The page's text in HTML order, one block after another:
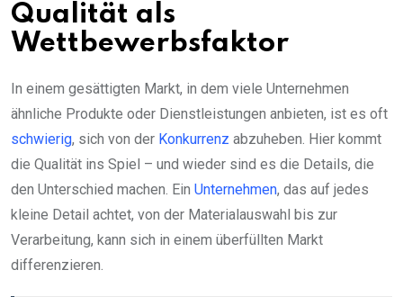
Qualität als
Wettbewerbsfaktor
In einem gesättigten Markt, in dem viele Unternehmen
ähnliche Produkte oder Dienstleistungen anbieten, ist es oft
schwierig, sich von der Konkurrenz abzuheben. Hier kommt
die Qualität ins Spiel – und wieder sind es die Details, die
den Unterschied machen. Ein Unternehmen, das auf jedes
kleine Detail achtet, von der Materialauswahl bis zur
Verarbeitung, kann sich in einem überfüllten Markt
differenzieren.